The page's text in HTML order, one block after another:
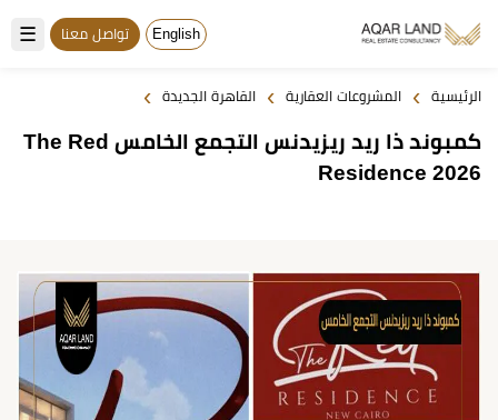
☰ English تواصل معنا
الرئيسية › المشروعات العقارية › القاهرة الجديدة ›
كمبوند ذا ريد ريزيدنس التجمع الخامس The Red
Residence 2026